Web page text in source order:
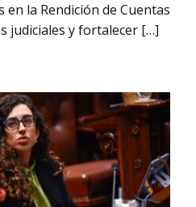
en la Rendición de Cuentas
judiciales y fortalecer […]